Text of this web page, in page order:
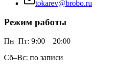
tokarev@brobo.ru
Режим работы
Пн–Пт: 9:00 – 20:00
Сб–Вс: по записи